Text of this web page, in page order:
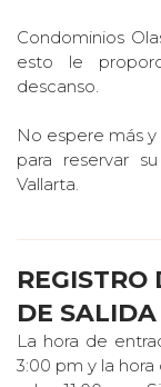
Condominios
esto le
descanso.
No espere más
para reservar
Vallarta.
REGISTRO
DE SALIDA
La hora de
3:00 pm y la